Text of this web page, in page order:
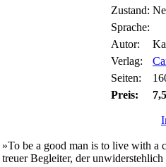
Zustand:
Sprache:
Autor:
Verlag:
Seiten:
Preis:
»To be a good man is to live with a
treuer Begleiter, der